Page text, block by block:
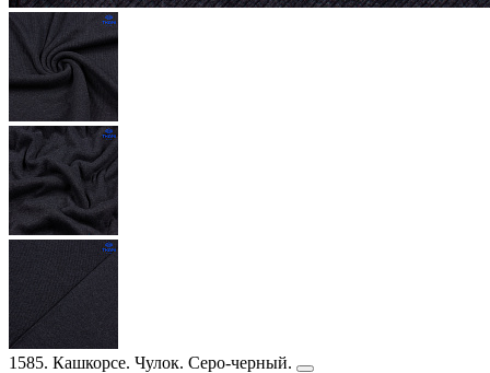
1585. Кашкорсе. Чулок. Серо-черный.